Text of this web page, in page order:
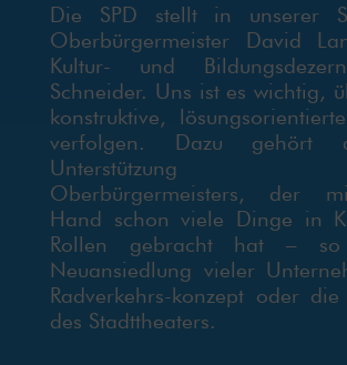
Die SPD stellt in unserer
Oberbürgermeister David
Kultur- und
Schneider. Uns ist es wichtig,
konstruktive,
verfolgen. Dazu gehört
Unterstützung
Oberbürgermeisters, der
Hand schon viele Dinge in
Rollen gebracht hat –
Neuansiedlung vieler
Radverkehrs-konzept oder
des Stadttheaters.